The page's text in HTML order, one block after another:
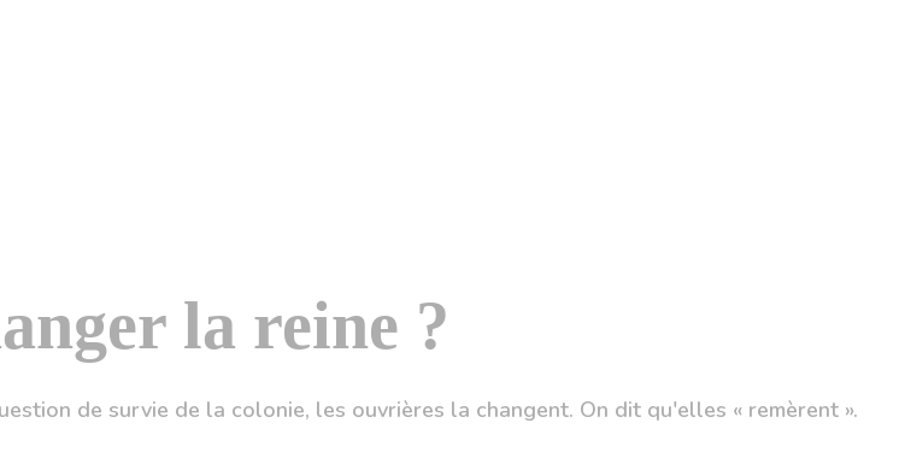
la reine ?
de survie de la colonie, les ouvrières la changent. On dit qu'elles « remèrent ».